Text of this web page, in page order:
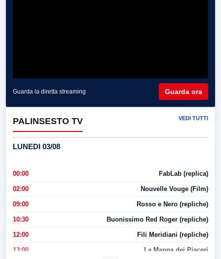
Guarda la diretta streaming Guarda ora
PALINSESTO TV VEDI TUTTI
LUNEDI 03/08
00:00 FabLab (replica)
02:00 Nouvelle Vouge (Film)
09:00 Rosso e Nero (repliche)
10:30 Buonissimo Red Roger (repliche)
12:00 Fili Meridiani (repliche)
13:00 La Mappa dei Piaceri